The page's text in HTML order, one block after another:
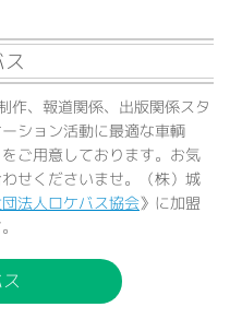
作、報道関係、出版関係スタ
ション活動に最適な車輌
をご用意しております。お気
せくださいませ。（株）城
法人ロケバス協会》に加盟